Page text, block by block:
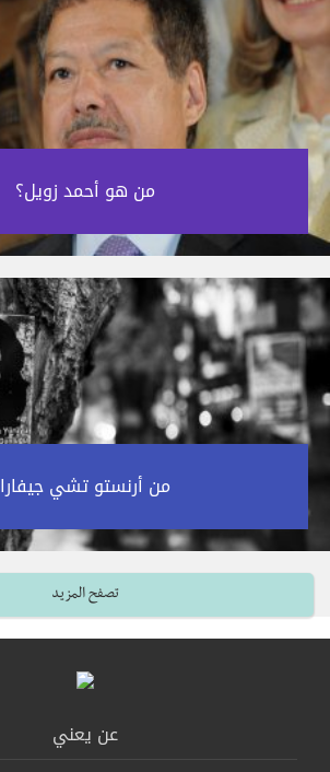
من هو أحمد زويل؟‎
من أرنستو تشي جيفارا‎
تصفح المزيد
عن يعني